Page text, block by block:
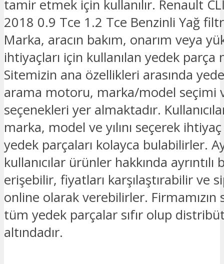
tamir etmek için kullanılır. Renault
2018 0.9 Tce 1.2 Tce Benzinli Yağ
Marka, aracın bakım, onarım veya
ihtiyaçları için kullanılan yedek parça
Sitemizin ana özellikleri arasında
arama motoru, marka/model seçimi
seçenekleri yer almaktadır.
marka, model ve yılını seçerek
yedek parçaları kolayca bulabilirler.
kullanıcılar ürünler hakkında ayrıntılı
erişebilir, fiyatları karşılaştırabilir ve
online olarak verebilirler. Firmamızın
tüm yedek parçalar sıfır olup
altındadır.